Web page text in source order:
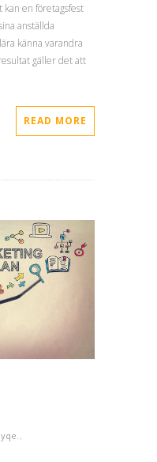
en företagsfest
anställda
känna varandra
gäller det att
READ MORE
,